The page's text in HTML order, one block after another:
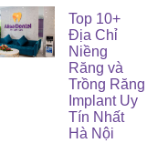
Top 10+
Địa Chỉ
Niềng
Răng và
Trồng Răng
Implant Uy
Tín Nhất
Hà Nội